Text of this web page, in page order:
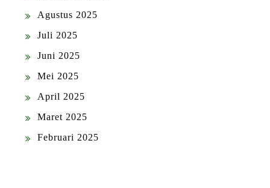
Agustus 2025
Juli 2025
Juni 2025
Mei 2025
April 2025
Maret 2025
Februari 2025